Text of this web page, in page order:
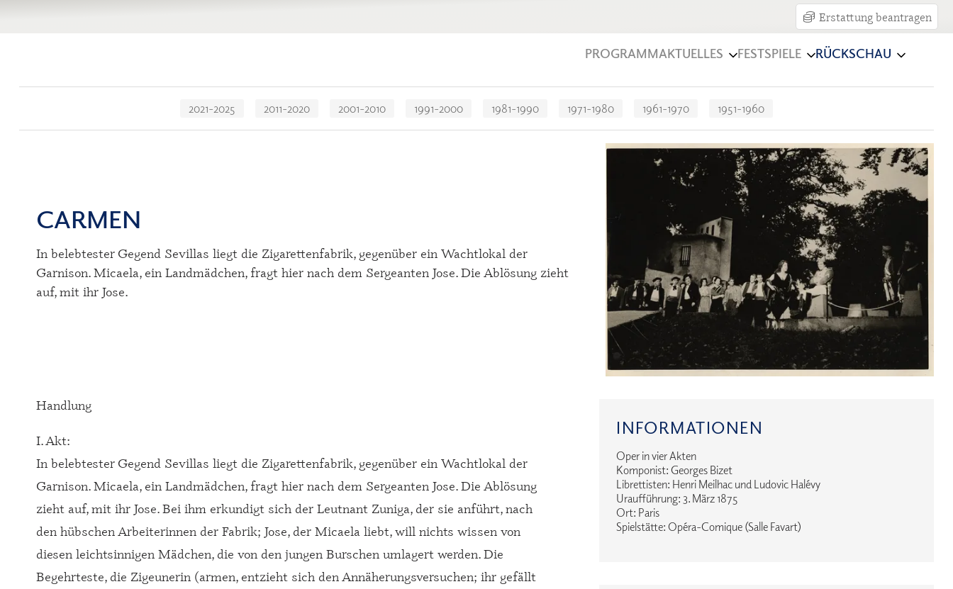
Erstattung beantragen
PROGRAMMAKTUELLES FESTSPIELE RÜCKSCHAU
2021-2025 2011-2020 2001-2010 1991-2000 1981-1990 1971-1980 1961-1970 1951-1960
CARMEN
In belebtester Gegend Sevillas liegt die Zigarettenfabrik, gegenüber ein Wachtlokal der
Garnison. Micaela, ein Landmädchen, fragt hier nach dem Sergeanten Jose. Die Ablösung zieht
auf, mit ihr Jose.
Handlung
I. Akt:
In belebtester Gegend Sevillas liegt die Zigarettenfabrik, gegenüber ein Wachtlokal der
Garnison. Micaela, ein Landmädchen, fragt hier nach dem Sergeanten Jose. Die Ablösung
zieht auf, mit ihr Jose. Bei ihm erkundigt sich der Leutnant Zuniga, der sie anführt, nach
den hübschen Arbeiterinnen der Fabrik; Jose, der Micaela liebt, will nichts wissen von
diesen leichtsinnigen Mädchen, die von den jungen Burschen umlagert werden. Die
Begehrteste, die Zigeunerin (armen, entzieht sich den Annäherungsversuchen; ihr gefällt
INFORMATIONEN
Oper in vier Akten
Komponist: Georges Bizet
Librettisten: Henri Meilhac und Ludovic Halévy
Uraufführung: 3. März 1875
Ort: Paris
Spielstätte: Opéra-Comique (Salle Favart)